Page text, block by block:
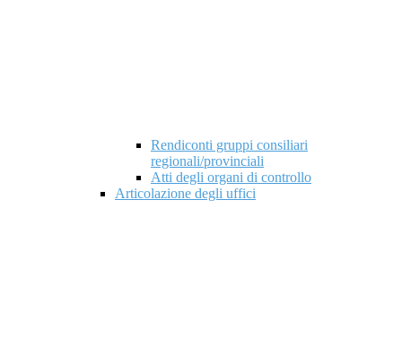
Rendiconti gruppi consiliari
regionali/provinciali
Atti degli organi di controllo
Articolazione degli uffici